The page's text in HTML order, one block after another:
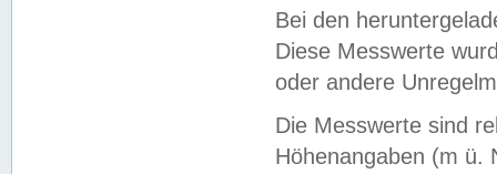
Bei den
Diese Messwerte
oder andere
Die Messwerte sind
Höhenangaben (m ü.